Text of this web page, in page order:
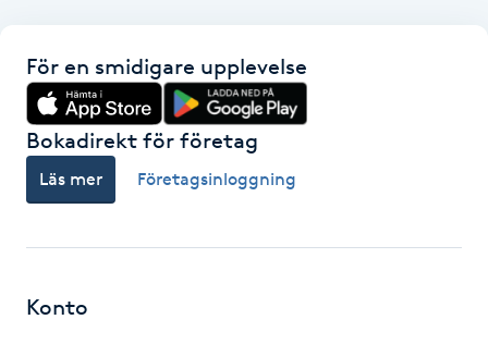
IPL
IPL hårborttagning
IR-massage
För en smidigare upplevelse
Bokadirekt för företag
Läs mer Företagsinloggning
Konto